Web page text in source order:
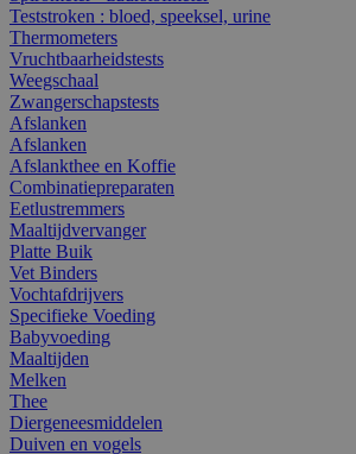
Teststroken : bloed, speeksel, urine
Thermometers
Vruchtbaarheidstests
Weegschaal
Zwangerschapstests
Afslanken
Afslanken
Afslankthee en Koffie
Combinatiepreparaten
Eetlustremmers
Maaltijdvervanger
Platte Buik
Vet Binders
Vochtafdrijvers
Specifieke Voeding
Babyvoeding
Maaltijden
Melken
Thee
Diergeneesmiddelen
Duiven en vogels